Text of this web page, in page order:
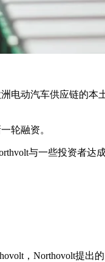
电动汽车供应链的
轮融资。
与一些投资者
，Northovolt提